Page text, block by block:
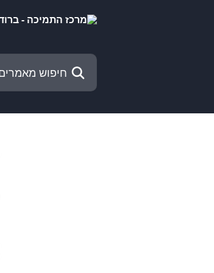
חיפוש מאמרים...